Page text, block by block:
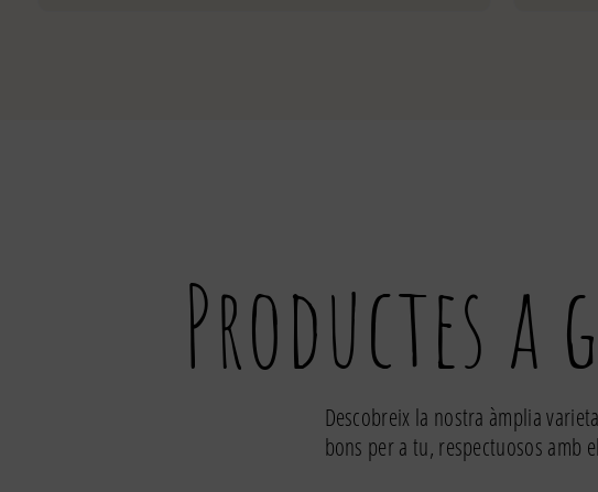
Productes a
Descobreix la nostra àmplia
bons per a tu, respectuosos amb